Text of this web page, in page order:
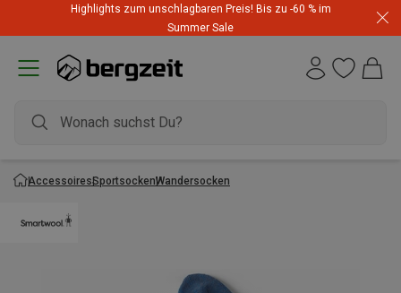
Highlights zum unschlagbaren Preis! Bis zu -60 % im
Summer Sale
AccessoiresSportsockenWandersocken